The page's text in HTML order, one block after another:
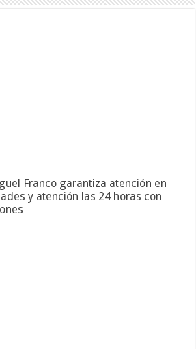
Franco garantiza atención en
y atención las 24 horas con